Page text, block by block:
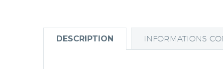
DESCRIPTION INFORMATIONS